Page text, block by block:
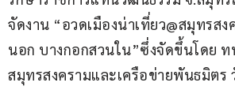
จัดงาน “อวดเมืองน่าเที่ยว@สมุทรส
นอก บางกอกสวนใน”ซึ่งจัดขึ้นโดย
สมุทรสงครามและเครือข่ายพันธมิตร